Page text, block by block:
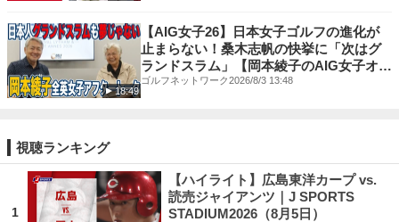
18:49
【AIG女子26】日本女子ゴルフの進化が
止まらない！桑木志帆の快挙に「次はグ
ランドスラム」【岡本綾子のAIG女子オー
プンアフタートーク】
ゴルフネットワーク2026/8/3 13:48
視聴ランキング
1
【ハイライト】広島東洋カープ vs.
読売ジャイアンツ｜J SPORTS
STADIUM2026（8月5日）